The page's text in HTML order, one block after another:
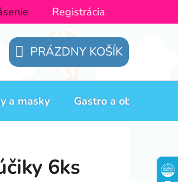
Registrácia
NÁKUPNÝ
KOŠÍK
PRÁZDNY KOŠÍK
a masky Gastro a obaly
6ks